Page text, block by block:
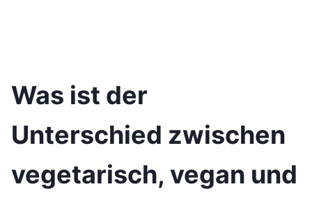
Was ist der
Unterschied zwischen
vegetarisch, vegan und